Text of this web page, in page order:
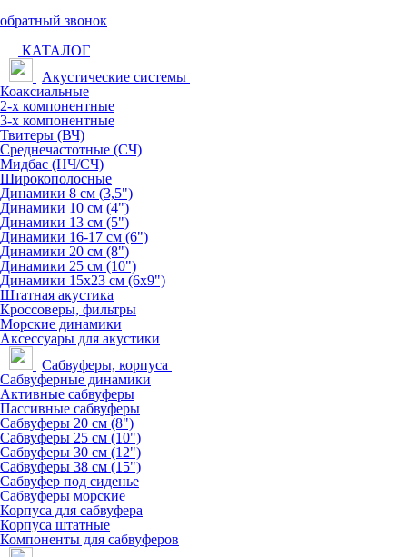
обратный звонок
КАТАЛОГ
Акустические системы
Коаксиальные
2-х компонентные
3-х компонентные
Твитеры (ВЧ)
Среднечастотные (СЧ)
Мидбас (НЧ/СЧ)
Широкополосные
Динамики 8 см (3,5")
Динамики 10 см (4")
Динамики 13 см (5")
Динамики 16-17 см (6")
Динамики 20 см (8")
Динамики 25 см (10")
Динамики 15х23 см (6х9")
Штатная акустика
Кроссоверы, фильтры
Морские динамики
Аксессуары для акустики
Сабвуферы, корпуса
Сабвуферные динамики
Активные сабвуферы
Пассивные сабвуферы
Сабвуферы 20 см (8")
Сабвуферы 25 см (10")
Сабвуферы 30 см (12")
Сабвуферы 38 см (15")
Сабвуфер под сиденье
Сабвуферы морские
Корпуса для сабвуфера
Корпуса штатные
Компоненты для сабвуферов